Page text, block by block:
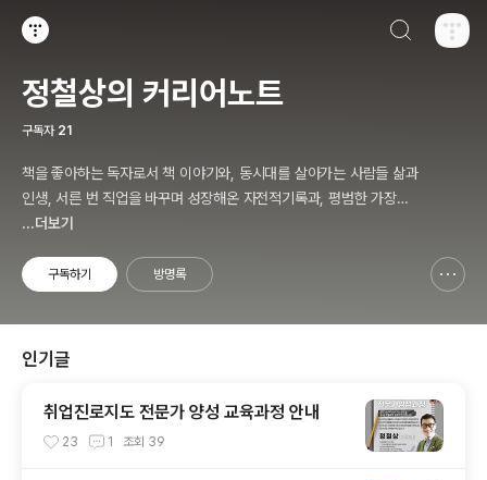
정철상의 커리어노트
구독자 21
책을 좋아하는 독자로서 책 이야기와, 동시대를 살아가는 사람들 삶과
인생, 서른 번 직업을 바꾸며 성장해온 자전적기록과, 평범한 가장으
로 살면서 겪고 느낀 삶의 소소한 에피소드를 전한다. 젊은이들의 고
교수의 인생수업
...더보기
구독하기 방명록
인기글
취업진로지도 전문가 양성 교육과정 안내
23 1 조회 39